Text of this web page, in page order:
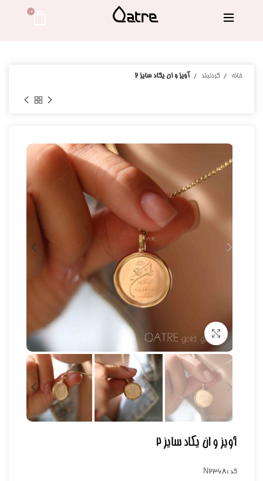
0
خانه گردنبند آویز و ان یکاد سایز 2
برای بزرگنمایی کلیک کنید
آویز و ان یکاد سایز 2
کد :N2368